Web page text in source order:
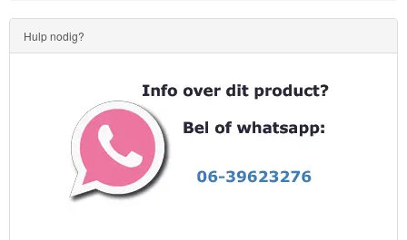
Bob
de
SpongeBob
Hulp nodig?